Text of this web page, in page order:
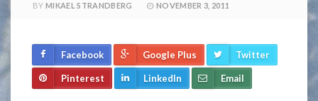
BY MIKAEL STRANDBERG NOVEMBER 3, 2011
Facebook Google Plus Twitter
Pinterest LinkedIn Email